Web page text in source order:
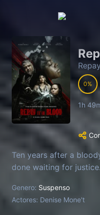
0
1h
Ten years after a
done waiting for justice.
Genero: Suspenso
Actores: Denise Mone't